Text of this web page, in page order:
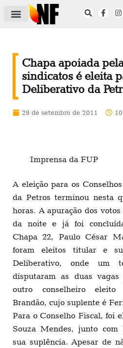
Chapa apoiada
sindicatos é eleita
Deliberativo da
29 de setembro de 2011
Imprensa da FUP
A eleição para os
da Petros terminou nesta
horas. A apuração dos
da noite e já foi
Chapa 22, Paulo César
foram eleitos titular e
Deliberativo, onde um
disputaram as duas
outro conselheiro
Brandão, cujo suplente é
Para o Conselho Fiscal, foi
Souza Mendes, junto com
sua suplência. Apesar de